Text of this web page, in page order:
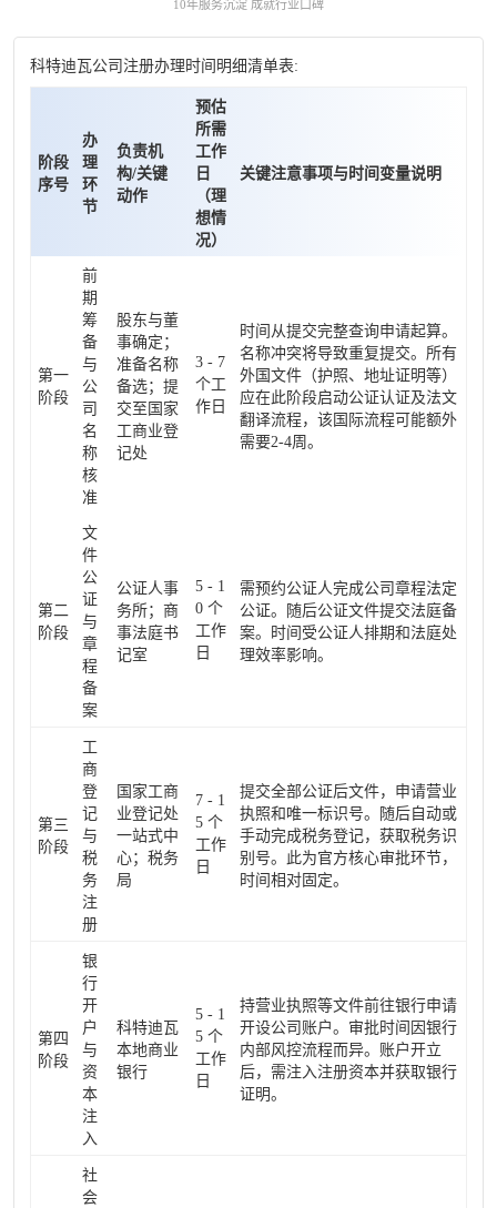
10年服务沉淀 成就行业口碑
科特迪瓦公司注册办理时间明细清单表:
阶段
序号
办
理
环
节
负责机
构/关键
动作
预估
所需
工作
日
（理
想情
况）
关键注意事项与时间变量说明
第一
阶段
前
期
筹
备
与
公
司
名
称
核
准
股东与董
事确定；
准备名称
备选；提
交至国家
工商业登
记处
3 - 7
个工
作日
时间从提交完整查询申请起算。
名称冲突将导致重复提交。所有
外国文件（护照、地址证明等）
应在此阶段启动公证认证及法文
翻译流程，该国际流程可能额外
需要2-4周。
第二
阶段
文
件
公
证
与
章
程
备
案
公证人事
务所；商
事法庭书
记室
5 - 1
0 个
工作
日
需预约公证人完成公司章程法定
公证。随后公证文件提交法庭备
案。时间受公证人排期和法庭处
理效率影响。
第三
阶段
工
商
登
记
与
税
务
注
册
国家工商
业登记处
一站式中
心；税务
局
7 - 1
5 个
工作
日
提交全部公证后文件，申请营业
执照和唯一标识号。随后自动或
手动完成税务登记，获取税务识
别号。此为官方核心审批环节，
时间相对固定。
第四
阶段
银
行
开
户
与
资
本
注
入
科特迪瓦
本地商业
银行
5 - 1
5 个
工作
日
持营业执照等文件前往银行申请
开设公司账户。审批时间因银行
内部风控流程而异。账户开立
后，需注入注册资本并获取银行
证明。
社
会